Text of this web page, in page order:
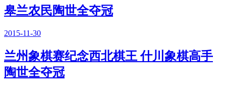
皋兰农民陶世全夺冠
2015-11-30
兰州象棋赛纪念西北棋王 什川象棋高手
陶世全夺冠